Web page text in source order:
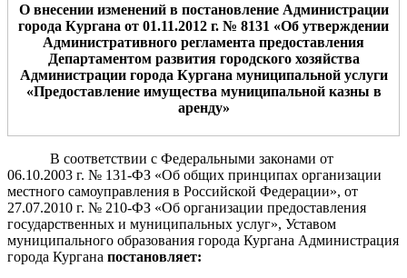
О внесении изменений в постановление Администрации
города Кургана от 01.11.2012 г. № 8131 «Об утверждении
Административного регламента предоставления
Департаментом развития городского хозяйства
Администрации города Кургана муниципальной услуги
«Предоставление имущества муниципальной казны в
аренду»
В соответствии с Федеральными законами от
06.10.2003 г. № 131-ФЗ «Об общих принципах организации
местного самоуправления в Российской Федерации», от
27.07.2010 г. № 210-ФЗ «Об организации предоставления
государственных и муниципальных услуг», Уставом
муниципального образования города Кургана Администрация
города Кургана постановляет: